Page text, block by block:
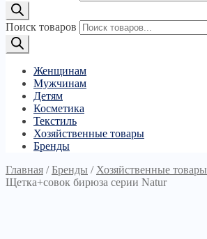
Поиск товаров
Женщинам
Мужчинам
Детям
Косметика
Текстиль
Хозяйственные товары
Бренды
Главная /Бренды / Хозяйственные товары
Щетка+совок бирюза серии Natur